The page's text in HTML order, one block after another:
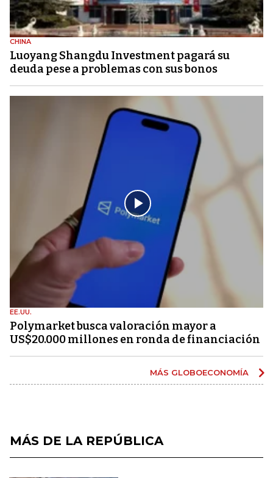
CHINA
Luoyang Shangdu Investment pagará su
deuda pese a problemas con sus bonos
EE.UU.
Polymarket busca valoración mayor a
US$20.000 millones en ronda de financiación
MÁS GLOBOECONOMÍA
MÁS DE LA REPÚBLICA